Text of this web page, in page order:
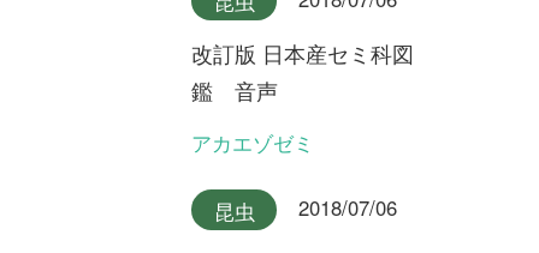
改訂版 日本産セミ科図
鑑 音声
ニイニイゼミ
植物 FREE 2025/10/07